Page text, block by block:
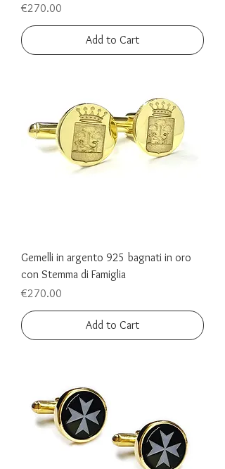
Price
€270.00
Add to Cart
Gemelli in argento 925 bagnati in oro
con Stemma di Famiglia
Price
€270.00
Add to Cart